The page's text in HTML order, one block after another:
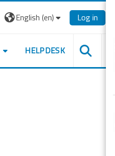
English ‎(en)‎ Log in
HELPDESK